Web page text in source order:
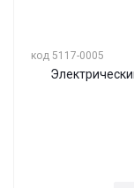
код 5117-0005